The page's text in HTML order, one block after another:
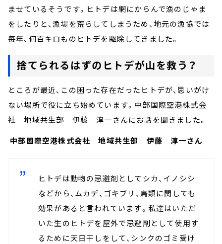
ませているそうです。ヒトデは網にからんで漁のじゃま
をしたりと、漁場を荒らしてしまうため、地元の漁協では
毎年、何百キロものヒトデを駆除してきました。
捨てられるはずのヒトデが山を救う？
ところが最近、この困った存在だったヒトデが、思いがけ
ない場所で役に立ち始めています。中部国際空港株式会
社 地域共生部 伊藤 淳一さんにお話を聞きました。
中部国際空港株式会社 地域共生部 伊藤 淳一さん
ヒトデは動物の忌避剤としてシカ、イノシシ
などから、ムカデ、ゴキブリ、鳥類に関しても
効果があると言われています。私達はいただ
いた生のヒトデを屋外で忌避剤として使用す
るために天日干しをして、シンクのゴミ受け